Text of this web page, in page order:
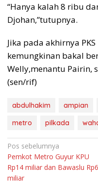
“Hanya kalah 8 ribu
Djohan,”tutupnya.
Jika pada akhirnya
kemungkinan bakal
Welly,menantu Pairin,
(sen/rif)
abdulhakim ampian
metro
pilkada
Navigasi
pos
Pos sebelumnya
Pemkot Metro Guyur KPU
Rp14 miliar dan Bawaslu
miliar